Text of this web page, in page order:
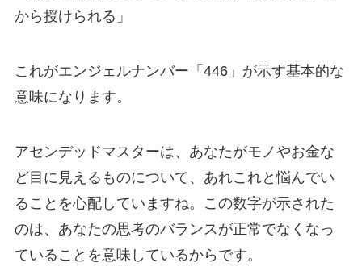
から授けられる」
これがエンジェルナンバー「446」が示す基本的な
意味になります。
アセンデッドマスターは、あなたがモノやお金な
ど目に見えるものについて、あれこれと悩んでい
ることを心配していますね。この数字が示された
のは、あなたの思考のバランスが正常でなくなっ
ていることを意味しているからです。